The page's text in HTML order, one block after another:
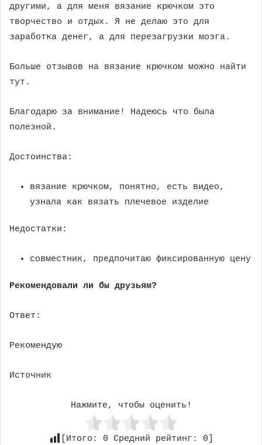
другими, а для меня вязание крючком это
творчество и отдых. Я не делаю это для
заработка денег, а для перезагрузки мозга.
Больше отзывов на вязание крючком можно найти
тут.
Благодарю за внимание! Надеюсь что была
полезной.
Достоинства:
вязание крючком, понятно, есть видео,
узнала как вязать плечевое изделие
Недостатки:
совместник, предпочитаю фиксированную цену
Рекомендовали ли бы друзьям?
Ответ:
Рекомендую
Источник
Нажмите, чтобы оценить!
[Итого: 0 Средний рейтинг: 0